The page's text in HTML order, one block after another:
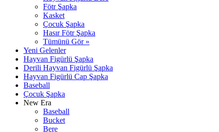
Fötr Şapka
Kasket
Çocuk Şapka
Hasır Fötr Şapka
Tümünü Gör »
Yeni Gelenler
Hayvan Figürlü Şapka
Derili Hayvan Figürlü Şapka
Hayvan Figürlü Cap Şapka
Baseball
Çocuk Şapka
New Era
Baseball
Bucket
Bere